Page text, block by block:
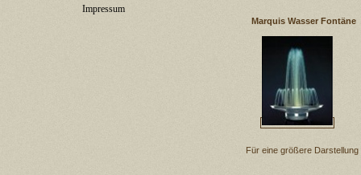
Impressum
Marquis Wasser Fontäne
Für eine größere